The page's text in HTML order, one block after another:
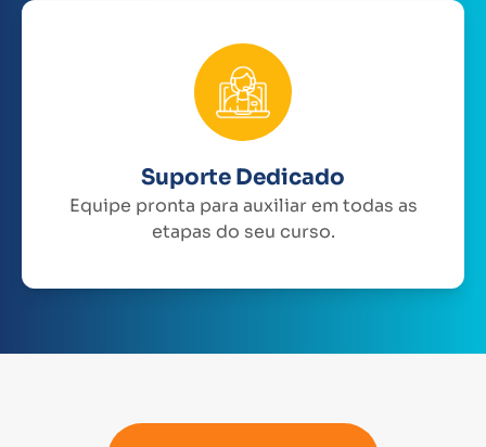
Suporte Dedicado
Equipe pronta para auxiliar em todas as
etapas do seu curso.